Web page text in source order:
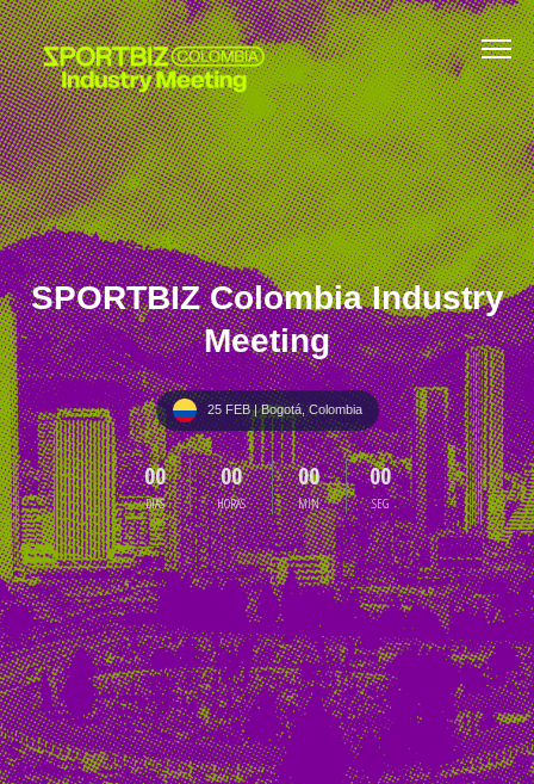
SPORTBIZ Colombia Industry
Meeting
25 FEB| Bogotá, Colombia
00
DIAS
00
HORAS
00
MIN
00
SEG